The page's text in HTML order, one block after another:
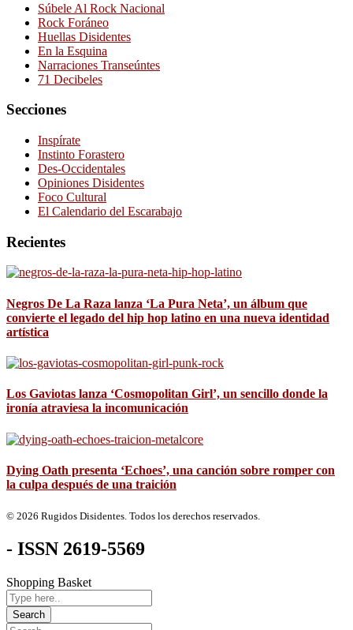
Súbele Al Rock Nacional
Rock Foráneo
Huellas Disidentes
En la Esquina
Narraciones Transeúntes
71 Decibeles
Secciones
Inspírate
Instinto Forastero
Des-Occidentales
Opiniones Disidentes
Foco Cultural
El Calendario del Escarabajo
Recientes
Negros De La Raza lanza ‘La Pura Neta’, un álbum que
convierte el legado del hip hop latino en una nueva identidad
artística
Los Gaviotas lanza ‘Cosmopolitan Girl’, un sencillo donde la
ironía atraviesa la incomunicación
Dying Oath presenta ‘Echoes’, una canción sobre romper con
la culpa después de una traición
© 2026 Rugidos Disidentes. Todos los derechos reservados.
- ISSN 2619-5569
Shopping Basket